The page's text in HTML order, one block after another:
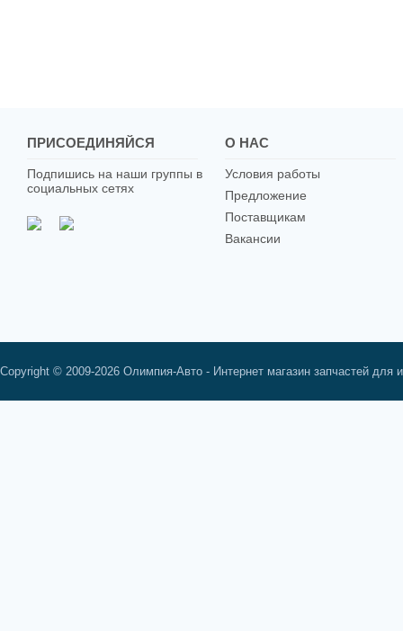
ПРИСОЕДИНЯЙСЯ
Подпишись на наши группы в
социальных сетях
О НАС
Условия работы
Предложение
Поставщикам
Вакансии
Copyright © 2009-2026 Олимпия-Авто - Интернет магазин запчастей для